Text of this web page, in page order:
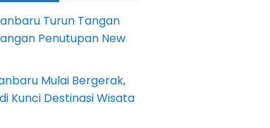
Turun Tangan
Penutupan New
Mulai Bergerak,
Kunci Destinasi Wisata